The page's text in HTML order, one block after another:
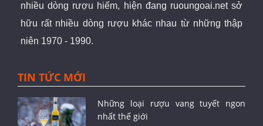
nhiều dòng rượu hiếm, hiện đang ruoungoai.net sở
hữu rất nhiều dòng rượu khác nhau từ những thập
niên 1970 - 1990.
TIN TỨC MỚI
Những loại rượu vang tuyết ngon
nhất thế giới